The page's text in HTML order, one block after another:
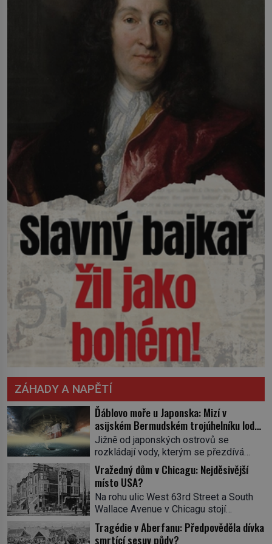
ZÁHADY A NAPĚTÍ
Ďáblovo moře u Japonska: Mizí v
asijském Bermudském trojúhelníku lodě
ve spárech neznámé síly?
Jižně od japonských ostrovů se
rozkládají vody, kterým se přezdívá
Ďáblovo moře. Vypráví se o lodích
mizejících beze stopy, podivných
světlech, zrádných proudech i mořských
dracích, kteří měli tyto končiny střežit už
v dávných legendách. Je tichomořský
Dračí trojúhelník skutečně prokletým
místem, nebo se zde jen nebezpečná
Vražedný dům v Chicagu: Nejděsivější
místo USA?
Na rohu ulic West 63rd Street a South
Wallace Avenue v Chicagu stojí
nenápadná pošta. Nemá žádný speciální
nápis ani pamětní desku. A přesto prý
Tragédie v Aberfanu: Předpověděla dívka
smrtící sesuv půdy?